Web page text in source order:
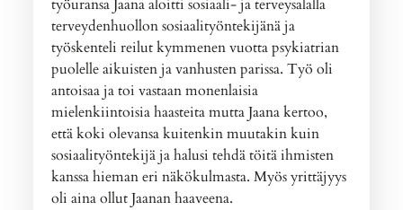
työuransa Jaana aloitti sosiaali- ja terveysalalla
terveydenhuollon sosiaalityöntekijänä ja
työskenteli reilut kymmenen vuotta psykiatrian
puolelle aikuisten ja vanhusten parissa. Työ oli
antoisaa ja toi vastaan monenlaisia
mielenkiintoisia haasteita mutta Jaana kertoo,
että koki olevansa kuitenkin muutakin kuin
sosiaalityöntekijä ja halusi tehdä töitä ihmisten
kanssa hieman eri näkökulmasta. Myös yrittäjyys
oli aina ollut Jaanan haaveena.